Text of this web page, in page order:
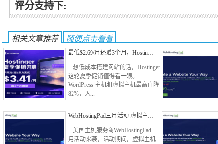
评分支持下:
相关文章推荐 随便点击看看
最低$2.69/月还赠3个月，Hostin…
想低成本搭建网站的话，Hostinger
这轮夏季促销值得看一眼。
WordPress 主机和虚拟主机最高直降
82%，入...
WebHostingPad三月活动 虚拟主…
美国主机服务商WebHostingPad三
月活动来袭，活动期间，虚拟主机